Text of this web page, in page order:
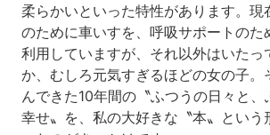
柔らかいといった特性があります。現
のために車いすを、呼吸サポートのた
利用していますが、それ以外はいたっ
か、むしろ元気すぎるほどの女の子。
んできた10年間の〝ふつうの日々と、
幸せ〟を、私の大好きな〝本〟という